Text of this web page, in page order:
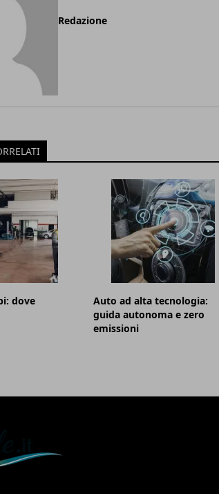
Redazione
dove
Auto ad alta tecnologia:
guida autonoma e zero
emissioni